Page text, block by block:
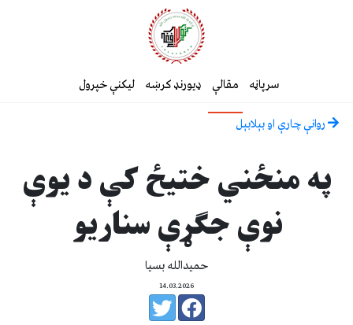
سرپاڼه مقالې ډیورنډ کرښه لیکنې خپرول
روانې چارې او بېلابېل
په منځني ختيځ کې د يوې
نوې جګړې سناريو
حميدالله بسيا
14.03.2026